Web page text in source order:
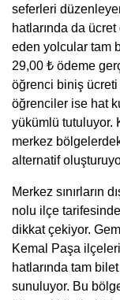
seferleri
hatlarında da
eden yolcular tam
29,00 ₺ ödeme
öğrenci biniş
öğrenciler ise hat
yükümlü tutuluyor.
merkez
alternatif
Merkez sınırların
nolu ilçe
dikkat çekiyor.
Kemal Paşa
hatlarında tam
sunuluyor. Bu